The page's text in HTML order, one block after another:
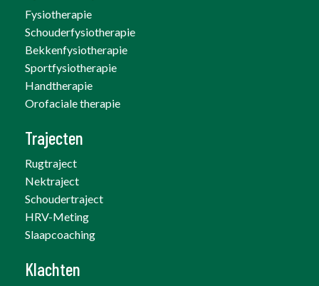
Fysiotherapie
Schouderfysiotherapie
Bekkenfysiotherapie
Sportfysiotherapie
Handtherapie
Orofaciale therapie
Trajecten
Rugtraject
Nektraject
Schoudertraject
HRV-Meting
Slaapcoaching
Klachten